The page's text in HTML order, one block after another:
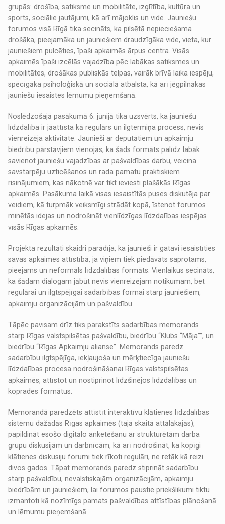
grupās: drošība, satiksme un mobilitāte, izglītība, kultūra un
sports, sociālie jautājumi, kā arī mājoklis un vide. Jauniešu
forumos visā Rīgā tika secināts, ka pilsētā nepieciešama
drošāka, pieejamāka un jauniešiem draudzīgāka vide, vieta, kur
jauniešiem pulcēties, īpaši apkaimēs ārpus centra. Visās
apkaimēs īpaši izcēlās vajadzība pēc labākas satiksmes un
mobilitātes, drošākas publiskās telpas, vairāk brīvā laika iespēju,
spēcīgāka psiholoģiskā un sociālā atbalsta, kā arī jēgpilnākas
jauniešu iesaistes lēmumu pieņemšanā.
Noslēdzošajā pasākumā 6. jūnijā tika uzsvērts, ka jauniešu
līdzdalība ir jāattīsta kā regulārs un ilgtermiņa process, nevis
vienreizēja aktivitāte. Jaunieši ar deputātiem un apkaimju
biedrību pārstāvjiem vienojās, ka šāds formāts palīdz labāk
savienot jauniešu vajadzības ar pašvaldības darbu, veicina
savstarpēju uzticēšanos un rada pamatu praktiskiem
risinājumiem, kas nākotnē var tikt ieviesti plašākās Rīgas
apkaimēs. Pasākuma laikā visas iesaistītās puses diskutēja par
veidiem, kā turpmāk veiksmīgi strādāt kopā, īstenot forumos
minētās idejas un nodrošināt vienlīdzīgas līdzdalības iespējas
visās Rīgas apkaimēs.
Projekta rezultāti skaidri parādīja, ka jaunieši ir gatavi iesaistīties
savas apkaimes attīstībā, ja viņiem tiek piedāvāts saprotams,
pieejams un neformāls līdzdalības formāts. Vienlaikus secināts,
ka šādam dialogam jābūt nevis vienreizējam notikumam, bet
regulārai un ilgtspējīgai sadarbības formai starp jauniešiem,
apkaimju organizācijām un pašvaldību.
Tāpēc pavisam drīz tiks parakstīts sadarbības memorands
starp Rīgas valstspilsētas pašvaldību, biedrību “Klubs “Māja””, un
biedrību “Rīgas Apkaimju alianse”. Memorands paredz
sadarbību ilgtspējīga, iekļaujoša un mērķtiecīga jauniešu
līdzdalības procesa nodrošināšanai Rīgas valstspilsētas
apkaimēs, attīstot un nostiprinot līdzšinējos līdzdalības un
koprades formātus.
Memorandā paredzēts attīstīt interaktīvu klātienes līdzdalības
sistēmu dažādās Rīgas apkaimēs (tajā skaitā attālākajās),
papildināt esošo digitālo anketēšanu ar strukturētām darba
grupu diskusijām un darbnīcām, kā arī nodrošināt, ka kopīgi
klātienes diskusiju forumi tiek rīkoti regulāri, ne retāk kā reizi
divos gados. Tāpat memorands paredz stiprināt sadarbību
starp pašvaldību, nevalstiskajām organizācijām, apkaimju
biedrībām un jauniešiem, lai forumos paustie priekšlikumi tiktu
izmantoti kā nozīmīgs pamats pašvaldības attīstības plānošanā
un lēmumu pieņemšanā.